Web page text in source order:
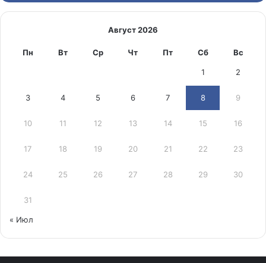
Август 2026
Пн Вт Ср Чт Пт Сб Вс
1 2
3 4 5 6 7 8 9
10 11 12 13 14 15 16
17 18 19 20 21 22 23
24 25 26 27 28 29 30
31
« Июл